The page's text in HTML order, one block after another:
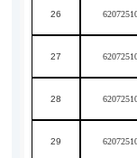
26
27
28
29